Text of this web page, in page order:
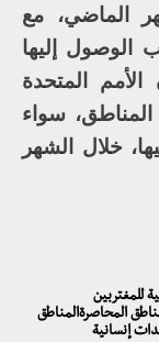
الماضي، مع
الوصول إليها
المتحدة
سواء
خلال الشهر
للمغتربين
المحاصرةالمناطق
إنسانية